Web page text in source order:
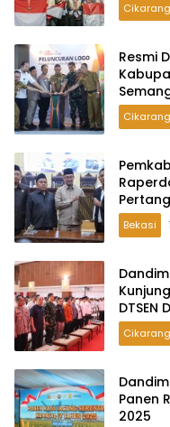
Cikarang
Resmi
Daerah
Cikarang
Bekasi
Cikarang
Panen
2025